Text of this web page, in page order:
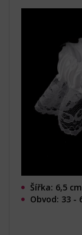
Šířka: 6,5 cm
Obvod: 33 -